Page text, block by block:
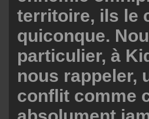
territoire, ils le
quiconque.
particulier, à
nous rappeler,
conflit comme